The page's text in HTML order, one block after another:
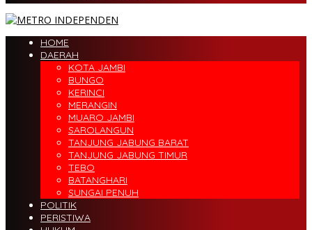
HOME
DAERAH
KOTA JAMBI
BUNGO
KERINCI
MERANGIN
MUARO JAMBI
SAROLANGUN
TANJUNG JABUNG BARAT
TANJUNG JABUNG TIMUR
TEBO
BATANGHARI
SUNGAI PENUH
POLITIK
PERISTIWA